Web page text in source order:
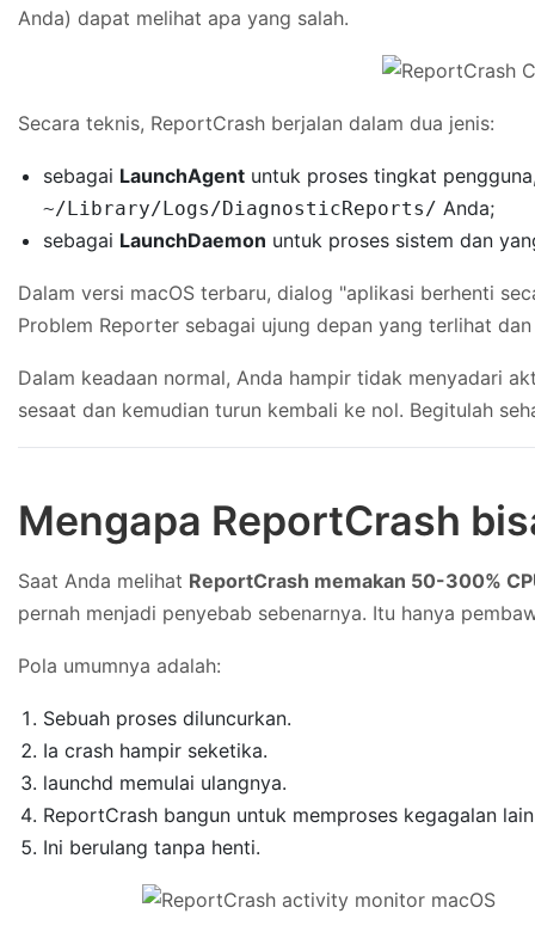
Anda) dapat melihat apa yang salah.
Secara teknis, ReportCrash berjalan dalam dua jenis:
sebagai LaunchAgent untuk proses tingkat
~/Library/Logs/DiagnosticReports/ Anda;
sebagai LaunchDaemon untuk proses sistem dan
Dalam versi macOS terbaru, dialog "aplikasi berhenti
Problem Reporter sebagai ujung depan yang terlihat
Dalam keadaan normal, Anda hampir tidak menyadari
sesaat dan kemudian turun kembali ke nol. Begitulah
Mengapa ReportCrash
Saat Anda melihat ReportCrash memakan 50-300%
pernah menjadi penyebab sebenarnya. Itu hanya
Pola umumnya adalah:
Sebuah proses diluncurkan.
Ia crash hampir seketika.
launchd memulai ulangnya.
ReportCrash bangun untuk memproses kegagalan
Ini berulang tanpa henti.